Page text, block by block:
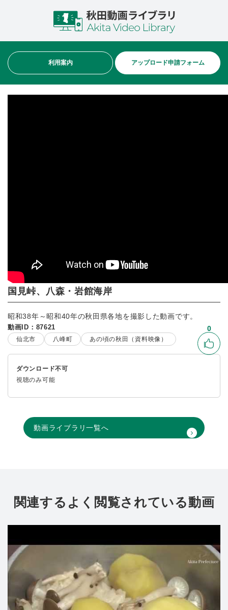
利用案内 アップロード申請フォーム
国見峠、八森・岩館海岸
昭和38年～昭和40年の秋田県各地を撮影した動画です。
動画ID：87621
仙北市 八峰町 あの頃の秋田（資料映像）
いい
0
ダウンロード不可
視聴のみ可能
動画ライブラリ一覧へ
関連するよく閲覧されている動画